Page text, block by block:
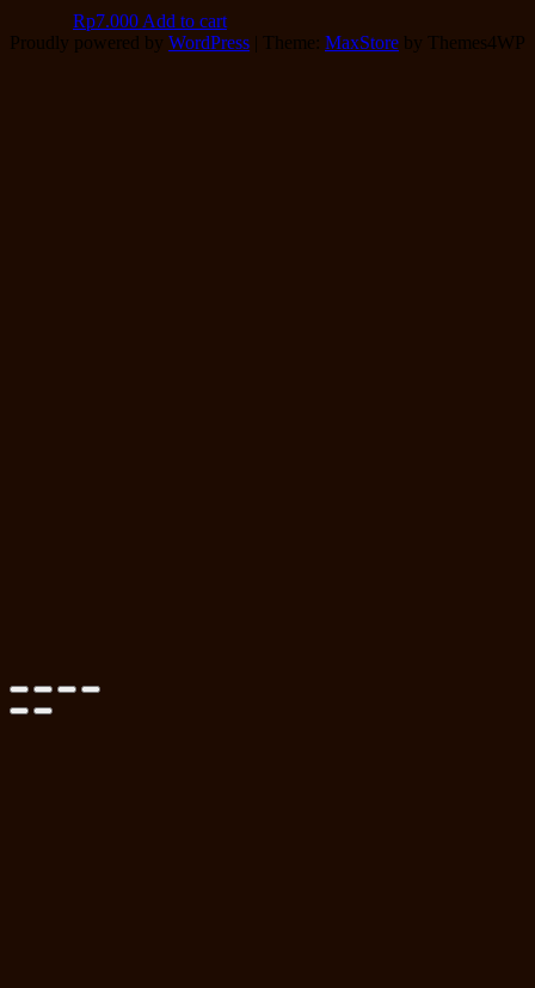
Rp7.000 Add to cart
Proudly powered by WordPress | Theme: MaxStore by Themes4WP